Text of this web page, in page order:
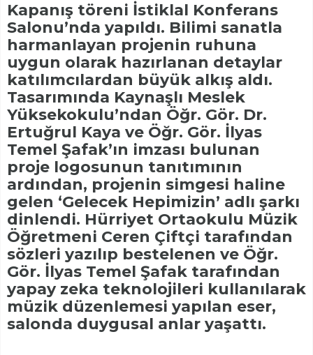
Kapanış töreni İstiklal Konferans
Salonu’nda yapıldı. Bilimi sanatla
harmanlayan projenin ruhuna
uygun olarak hazırlanan detaylar
katılımcılardan büyük alkış aldı.
Tasarımında Kaynaşlı Meslek
Yüksekokulu’ndan Öğr. Gör. Dr.
Ertuğrul Kaya ve Öğr. Gör. İlyas
Temel Şafak’ın imzası bulunan
proje logosunun tanıtımının
ardından, projenin simgesi haline
gelen ‘Gelecek Hepimizin’ adlı şarkı
dinlendi. Hürriyet Ortaokulu Müzik
Öğretmeni Ceren Çiftçi tarafından
sözleri yazılıp bestelenen ve Öğr.
Gör. İlyas Temel Şafak tarafından
yapay zeka teknolojileri kullanılarak
müzik düzenlemesi yapılan eser,
salonda duygusal anlar yaşattı.